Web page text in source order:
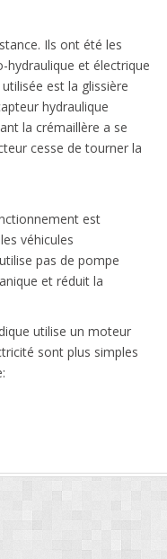
Ils ont été les
et électrique
est la glissière
hydraulique
la crémaillère a se
cesse de tourner la
est
véhicules
pas de pompe
et réduit la
utilise un moteur
sont plus simples